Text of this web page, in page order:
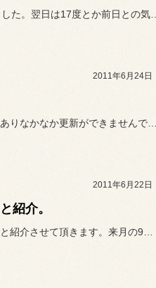
2011年6月24日
2011年6月22日
紹介。